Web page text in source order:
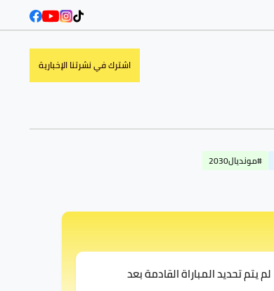
اشترك في نشرتنا الإخبارية
#مونديال2030
لم يتم تحديد المباراة القادمة بعد